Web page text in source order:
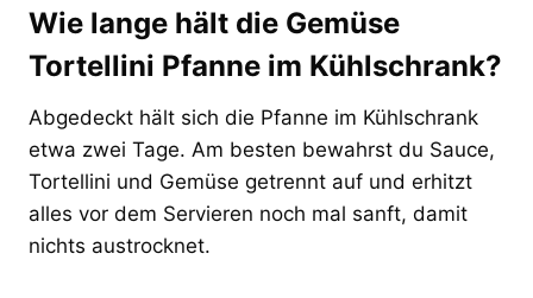
Wie lange hält die Gemüse
Tortellini Pfanne im Kühlschrank?
Abgedeckt hält sich die Pfanne im Kühlschrank
etwa zwei Tage. Am besten bewahrst du Sauce,
Tortellini und Gemüse getrennt auf und erhitzt
alles vor dem Servieren noch mal sanft, damit
nichts austrocknet.